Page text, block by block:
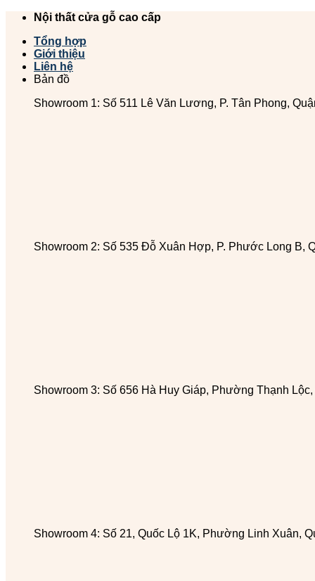
Chuyển
dung
Nội thất cửa gỗ cao cấp
Tổng hợp
Giới thiệu
Liên hệ
Bản đồ
Showroom 1: Số 511 Lê Văn Lương, P. Tân Phong,
Showroom 2: Số 535 Đỗ Xuân Hợp, P. Phước Long B,
Showroom 3: Số 656 Hà Huy Giáp, Phường Thạnh Lộc,
Showroom 4: Số 21, Quốc Lộ 1K, Phường Linh Xuân,